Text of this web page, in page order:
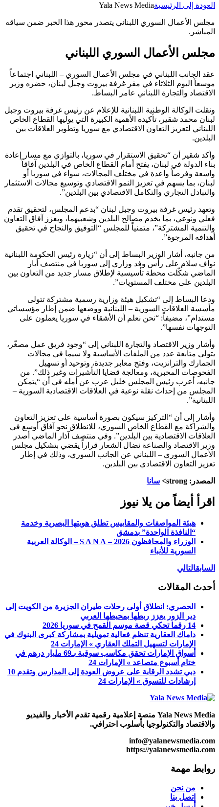
العودة إلى الرئيسيةYala News Media
مجلس الأعمال السوري اللبناني يتصدر محور هذا الخبر ضمن سياقه
المباشر.
مجلس الأعمال السوري اللبناني
عقد الجانب اللبناني في مجلس الأعمال السوري – اللبناني اجتماعاً
موسعاً اليوم الثلاثاء في مقر غرفة بيروت وجبل لبنان، حضره وزير
الاقتصاد والتجارة اللبناني عامر البساط.
ونقلت الوكالة الوطنية اللبنانية للإعلام عن رئيس غرفة بيروت وجبل
لبنان محمد شقير، تأكيده الأهمية الكبيرة التي يوليها القطاع الخاص
اللبناني لتعزيز التعاون الاقتصادي مع سوريا وتطوير العلاقات بين
البلدين.
وأكد شقير أن “تحقيق الاستقرار في سوريا، بالتوازي مع مسار إعادة
بناء الدولة في لبنان، يفتح أمام القطاع الخاص في البلدين آفاقاً
واسعة وفرصاً واعدة في مختلف المجالات، سواء في سوريا أو
لبنان، بما يسهم في تعزيز النمو الاقتصادي وتوسيع مجالات الاستثمار
والتبادل التجاري والتكامل الاقتصادي بين البلدين”.
وتعهد رئيس غرفة بيروت وجبل لبنان “بدعم المجلس، لتحقيق تقدم
فعلي ونوعي، بما يخدم مصالح البلدين وشعبيهما، ويعزز آفاق التعاون
والتنمية المشتركة”، متمنياً للمجلس “التوفيق والنجاح في تحقيق
أهدافه المرجوة”.
من جانبه، أشار الوزير البساط إلى أن “زيارة رئيس الحكومة اللبنانية
نواف سلام على رأس وفد وزاري إلى سوريا في منتصف أيار
الماضي شكّلت محطة تأسيسية لإطلاق مسار جديد من التعاون بين
البلدين على مختلف المستويات”.
ودعا البساط إلى “تشكيل هيئة وزارية رسمية مشتركة تتولى
مأسسة العلاقات السورية – اللبنانية ووضعها ضمن إطار مؤسساتي
مستدام”، مضيفاً: “نحن نعلم أن الأشقاء في سوريا يعملون على
التوجهات نفسها”.
وأشار وزير الاقتصاد والتجارة اللبناني إلى “وجود فريق عمل مصغّر،
يتولى متابعة عدد من الملفات الأساسية ولا سيما في مجالات
الجمارك والترانزيت، وفتح معابر جديدة، وتوحيد أو تسهيل
الفحوصات المخبرية، ومعالجة قضايا التأشيرات وغير ذلك”. من
جانبه، أعرب رئيس المجلس خليل عرب عن أمله في أن “يتمكن
المجلس من إحداث نقلة نوعية في العلاقات الاقتصادية السورية –
اللبنانية”.
وأشار إلى أن “التركيز سيكون بصورة أساسية على تعزيز التعاون
والشراكة مع القطاع الخاص السوري، للانطلاق نحو آفاق أوسع في
العلاقات الاقتصادية بين البلدين”. وفي منتصف آذار الماضي أصدر
وزير الاقتصاد والصناعة نضال الشعار قراراً يقضي بتشكيل مجلس
الأعمال السوري – اللبناني عن الجانب السوري، وذلك في إطار
تعزيز التعاون الاقتصادي بين البلدين.
المصدر: strong> سانا
اقرأ أيضاً من يلا نيوز
هيئة المواصفات والمقاييس تطلق هويتها البصرية وخدمة
“النافذة الواحدة” بدمشق
الوزراء والمحافظون 2026 – S A N A – الوكالة العربية
السورية للأنباء
السابقالتالي
أحدث المقالات
الحصري: انطلاق أولى رحلات طيران الجزيرة من الكويت إلى
دير الزور يعزز ربطها بمحيطها العربي
14 رقما تحكي قصة موسم القمح في سوريا 2026
داماك العقارية تنظم فعالية تمويلية بمشاركة كبرى البنوك في
الإمارات لتسهيل التملك العقاري » الإمارات 24
أسواق الإمارات تحقق مكاسب سوقية بـ69 مليار درهم في
ختام أسبوع متصاعد » الإمارات 24
دبي تشدد الرقابة على عروض العودة إلى المدارس وتقدم 10
إرشادات للتسوق » الإمارات 24
Yala News Media منصة إعلامية رقمية تقدم الأخبار والفيديو
والاقتصاد والتكنولوجيا بأسلوب احترافي.
info@yalanewsmedia.com
https://yalanewsmedia.com
روابط مهمة
من نحن
اتصل بنا